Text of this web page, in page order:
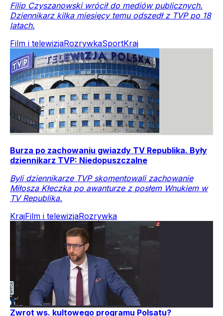
Filip Czyszanowski wrócił do mediów publicznych.
Dziennikarz kilka miesięcy temu odszedł z TVP po 18
latach.
Film i telewizjaRozrywkaSportKraj
Burza po zachowaniu gwiazdy TV Republika. Były
dziennikarz TVP: Niedopuszczalne
Byli dziennikarze TVP skomentowali zachowanie
Miłosza Kłeczka po awanturze z posłem Wnukiem w
TV Republika.
KrajFilm i telewizjaRozrywka
Zwrot ws. kultowego programu Polsatu?